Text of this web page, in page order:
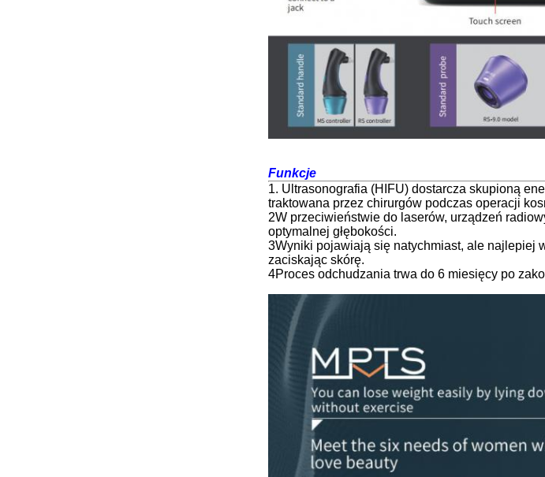
Funkcje
1. Ultrasonografia (HIFU) dostarcza skupioną
traktowana przez chirurgów podczas operacji
2W przeciwieństwie do laserów, urządzeń
optymalnej głębokości.
3Wyniki pojawiają się natychmiast, ale najlepiej
zaciskając skórę.
4Proces odchudzania trwa do 6 miesięcy po